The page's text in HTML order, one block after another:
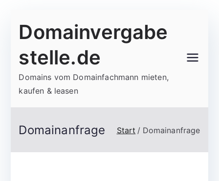
Inhalt
Domainvergabe
stelle.de
Domains vom Domainfachmann mieten,
kaufen & leasen
Domainanfrage Start Domainanfrage